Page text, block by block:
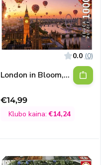
0.0 (0)
London in Bloom,
Išpardavimo
kaina
€14,99
Klubo kaina:€14,24